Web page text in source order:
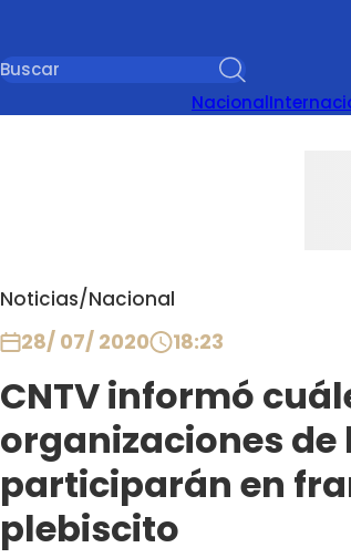
Nacional
Noticias/Nacional
28/ 07/ 2020 18:23
CNTV informó
organizaciones
participarán en
plebiscito